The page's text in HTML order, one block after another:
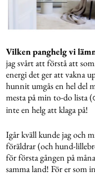
Vilken panghelg vi
jag svårt att förstå att
energi det ger att vakna
hunnit umgås en hel del
mesta på min to-do lista (
inte en helg att klaga på!
Igår kväll kunde jag och
föräldrar (och hund-
för första gången på
samma land! För er som